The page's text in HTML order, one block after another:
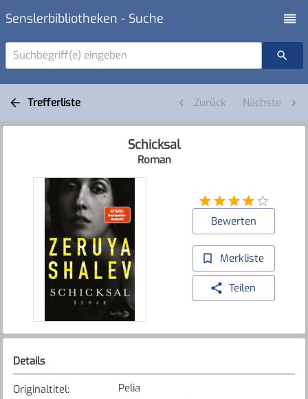
Senslerbibliotheken - Suche
Suchbegriff(e) eingeben
Trefferliste Zurück Nächste
Schicksal
Roman
Bewerten
Merkliste
Teilen
Details
Originaltitel:
Pelia